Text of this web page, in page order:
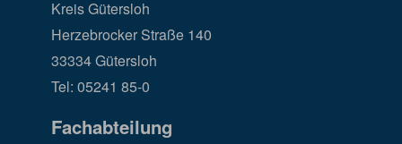
Kreis Gütersloh
Herzebrocker Straße 140
33334 Gütersloh
Tel: 05241 85-0
Fachabteilung